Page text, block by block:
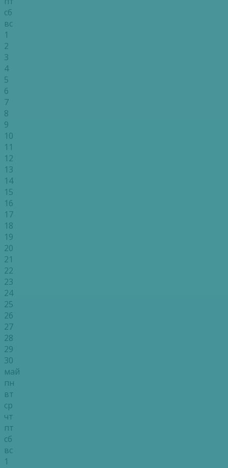
сб
вс
1
2
3
4
5
6
7
8
9
10
11
12
13
14
15
16
17
18
19
20
21
22
23
24
25
26
27
28
29
30
май
пн
вт
ср
чт
пт
сб
вс
1